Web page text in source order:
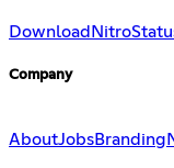
Download Nitro
Company
AboutJobsBranding